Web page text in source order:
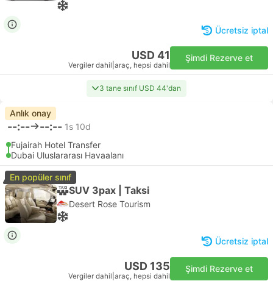
Ücretsiz iptal
USD 41
Vergiler dahil araç, hepsi dahil
Şimdi Rezerve et
3 tane sınıf USD 44'dan
Anlık onay
--:-- --:-- 1s 10d
Fujairah Hotel Transfer
Dubai Uluslararası Havaalanı
En popüler sınıf
SUV 3pax | Taksi
Desert Rose Tourism
Ücretsiz iptal
USD 135
Vergiler dahil araç, hepsi dahil
Şimdi Rezerve et